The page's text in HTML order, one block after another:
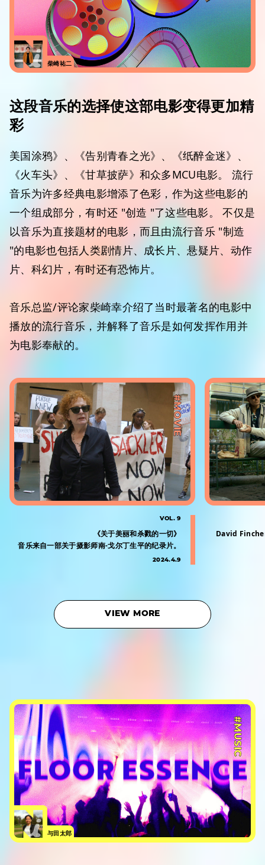
柴崎祐二
这段音乐的选择使这部电影变得更加精
彩
美国涂鸦》、《告别青春之光》、《纸醉金迷》、
《火车头》、《甘草披萨》和众多MCU电影。 流行
音乐为许多经典电影增添了色彩，作为这些电影的
一个组成部分，有时还 "创造 "了这些电影。 不仅是
以音乐为直接题材的电影，而且由流行音乐 "制造
"的电影也包括人类剧情片、成长片、悬疑片、动作
片、科幻片，有时还有恐怖片。
音乐总监/评论家柴崎幸介绍了当时最著名的电影中
播放的流行音乐，并解释了音乐是如何发挥作用并
为电影奉献的。
#MOVIE
VOL. 9
《关于美丽和杀戮的一切》
音乐来自一部关于摄影师南-戈尔丁生平的纪录片。
2024.4.9
David
VIEW MORE
#MUSIC
与田太郎